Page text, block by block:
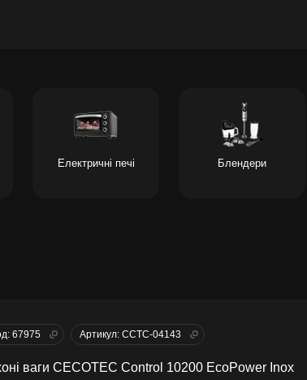
Електричні печі Блендери
67975 Артикул: CCTC-04143
ваги CECOTEC Control 10200 EcoPower Inox